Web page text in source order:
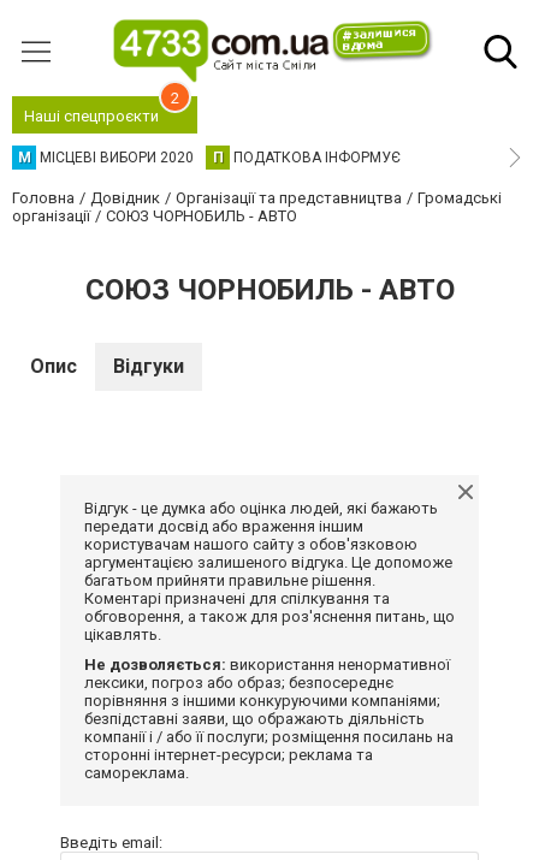
Наші спецпроєкти
2
М МІСЦЕВІ ВИБОРИ 2020 П ПОДАТКОВА ІНФОРМУЄ
Головна Довідник Організації та представництва
Громадські
організації
СОЮЗ ЧОРНОБИЛЬ - АВТО
СОЮЗ ЧОРНОБИЛЬ - АВТО
Опис Відгуки
Відгук - це думка або оцінка людей, які бажають
передати досвід або враження іншим
користувачам нашого сайту з обов'язковою
аргументацією залишеного відгука. Це допоможе
багатьом прийняти правильне рішення.
Коментарі призначені для спілкування та
обговорення, а також для роз'яснення питань, що
цікавлять.
Не дозволяється: використання ненормативної
лексики, погроз або образ; безпосереднє
порівняння з іншими конкуруючими компаніями;
безпідставні заяви, що ображають діяльність
компанії і / або її послуги; розміщення посилань на
сторонні інтернет-ресурси; реклама та
самореклама.
Введіть email: